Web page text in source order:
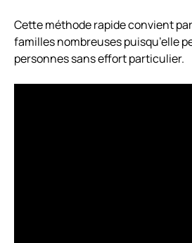
Cette méthode rapide convient
familles nombreuses puisqu’elle
personnes sans effort particulier.